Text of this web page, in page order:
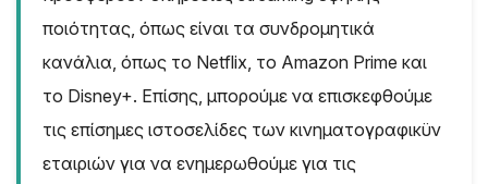
ποιότητας, όπως είναι τα συνδρομητικά
κανάλια, όπως το Netflix, το Amazon Prime και
το Disney+. Επίσης, μπορούμε να επισκεφθούμε
τις επίσημες ιστοσελίδες των κινηματογραφικϋν
εταιριών για να ενημερωθούμε για τις